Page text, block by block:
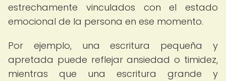
estrechamente vinculados con el estado
emocional de la persona en ese momento.
Por ejemplo, una escritura pequeña y
apretada puede reflejar ansiedad o timidez,
mientras que una escritura grande y